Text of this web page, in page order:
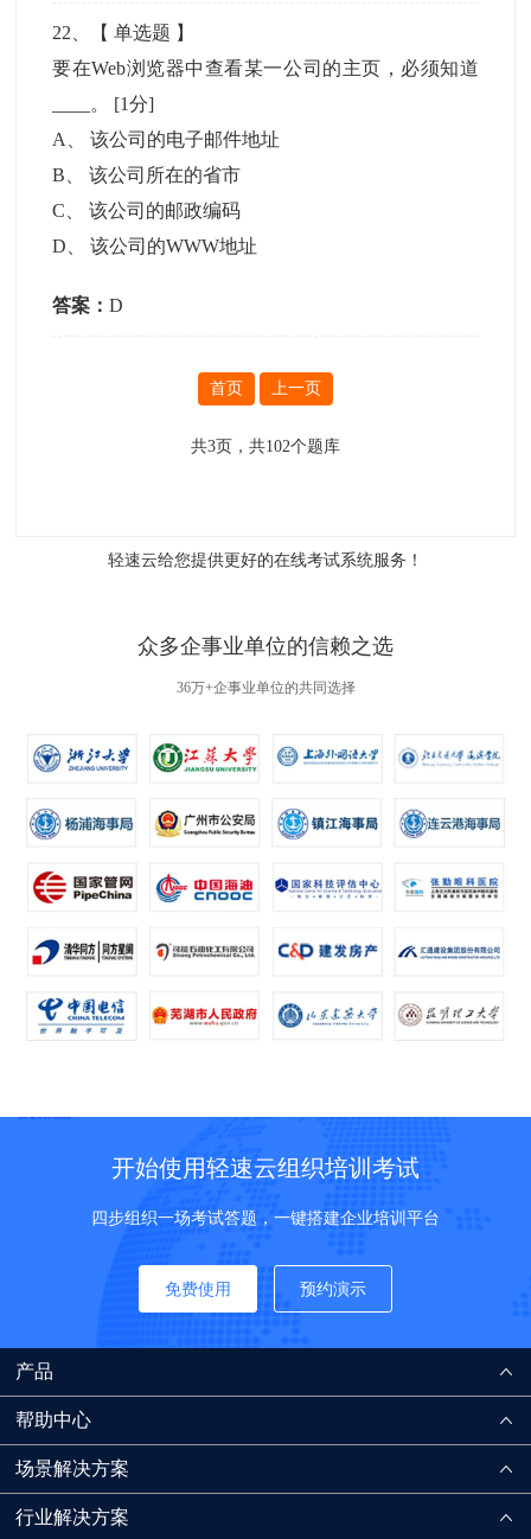
22 、【单选题 】
要在Web浏览器中查看某一公司的主页，必须知道
____。 [1分]
A
、该公司的电子邮件地址
B 、该公司所在的省市
C 、该公司的邮政编码
D 、该公司的WWW地址
答案：D
首页 上一页
共3页，共102个题库
轻速云给您提供更好的在线考试系统服务！
众多企事业单位的信赖之选
36万+企事业单位的共同选择
开始使用轻速云组织培训考试
四步组织一场考试答题，一键搭建企业培训平台
免费使用 预约演示
产品
帮助中心
场景解决方案
行业解决方案